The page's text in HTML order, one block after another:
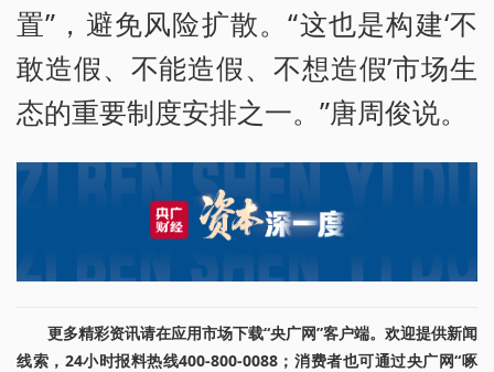
置”，避免风险扩散。“这也是构建‘不
敢造假、不能造假、不想造假’市场生
态的重要制度安排之一。”唐周俊说。
更多精彩资讯请在应用市场下载“央广网”客户端。欢迎提供新闻
线索，24小时报料热线400-800-0088；消费者也可通过央广网“啄